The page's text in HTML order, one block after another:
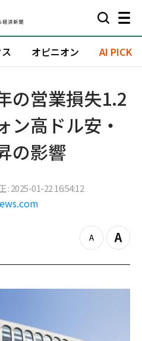
オピニオン AI PICK
の営業損失1.2
高ドル安・
の影響
: 2025-01-22 16:54:12
z
o
o
Z
o
i